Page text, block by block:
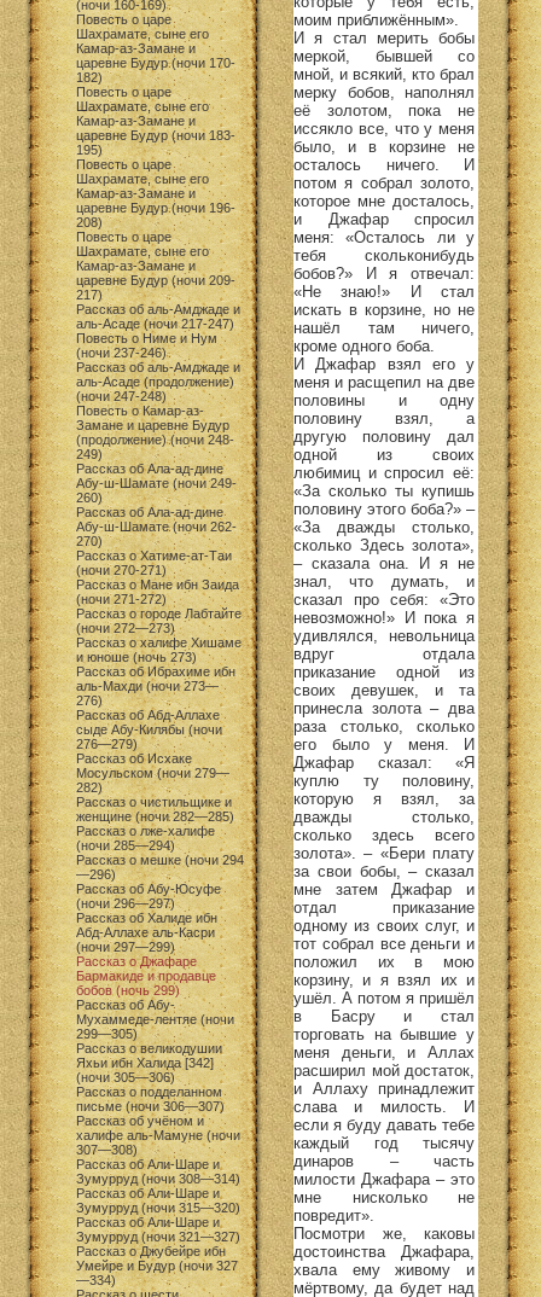
(ночи 160-169)
Повесть о царе
Шахрамате, сыне его
Камар-аз-Замане и
царевне Будур (ночи 170-
182)
Повесть о царе
Шахрамате, сыне его
Камар-аз-Замане и
царевне Будур (ночи 183-
195)
Повесть о царе
Шахрамате, сыне его
Камар-аз-Замане и
царевне Будур (ночи 196-
208)
Повесть о царе
Шахрамате, сыне его
Камар-аз-Замане и
царевне Будур (ночи 209-
217)
Рассказ об аль-Амджаде и
аль-Асаде (ночи 217-247)
Повесть о Ниме и Нум
(ночи 237-246)
Рассказ об аль-Амджаде и
аль-Асаде (продолжение)
(ночи 247-248)
Повесть о Камар-аз-
Замане и царевне Будур
(продолжение) (ночи 248-
249)
Рассказ об Ала-ад-дине
Абу-ш-Шамате (ночи 249-
260)
Рассказ об Ала-ад-дине
Абу-ш-Шамате (ночи 262-
270)
Рассказ о Хатиме-ат-Таи
(ночи 270-271)
Рассказ о Мане ибн Заида
(ночи 271-272)
Рассказ о городе Лабтайте
(ночи 272—273)
Рассказ о халифе Хишаме
и юноше (ночь 273)
Рассказ об Ибрахиме ибн
аль-Махди (ночи 273—
276)
Рассказ об Абд-Аллахе
сыде Абу-Килябы (ночи
276—279)
Рассказ об Исхаке
Мосульском (ночи 279—
282)
Рассказ о чистильщике и
женщине (ночи 282—285)
Рассказ о лже-халифе
(ночи 285—294)
Рассказ о мешке (ночи 294
—296)
Рассказ об Абу-Юсуфе
(ночи 296—297)
Рассказ об Халиде ибн
Абд-Аллахе аль-Касри
(ночи 297—299)
Рассказ о Джафаре
Бармакиде и продавце
бобов (ночь 299)
Рассказ об Абу-
Мухаммеде-лентяе (ночи
299—305)
Рассказ о великодушии
Яхьи ибн Халида [342]
(ночи 305—306)
Рассказ о подделанном
письме (ночи 306—307)
Рассказ об учёном и
халифе аль-Мамуне (ночи
307—308)
Рассказ об Али-Шаре и
Зумурруд (ночи 308—314)
Рассказ об Али-Шаре и
Зумурруд (ночи 315—320)
Рассказ об Али-Шаре и
Зумурруд (ночи 321—327)
Рассказ о Джубейре ибн
Умейре и Будур (ночи 327
—334)
моим приближённым».
И я стал мерить бобы
меркой, бывшей со
мной, и всякий, кто брал
мерку бобов, наполнял
её золотом, пока не
иссякло все, что у меня
было, и в корзине не
осталось ничего. И
потом я собрал золото,
которое мне досталось,
и Джафар спросил
меня: «Осталось ли у
тебя скольконибудь
бобов?» И я отвечал:
«Не знаю!» И стал
искать в корзине, но не
нашёл там ничего,
кроме одного боба.
И Джафар взял его у
меня и расщепил на две
половины и одну
половину взял, а
другую половину дал
одной из своих
любимиц и спросил её:
«За сколько ты купишь
половину этого боба?» –
«За дважды столько,
сколько Здесь золота»,
– сказала она. И я не
знал, что думать, и
сказал про себя: «Это
невозможно!» И пока я
удивлялся, невольница
вдруг отдала
приказание одной из
своих девушек, и та
принесла золота – два
раза столько, сколько
его было у меня. И
Джафар сказал: «Я
куплю ту половину,
которую я взял, за
дважды столько,
сколько здесь всего
золота». – «Бери плату
за свои бобы, – сказал
мне затем Джафар и
отдал приказание
одному из своих слуг, и
тот собрал все деньги и
положил их в мою
корзину, и я взял их и
ушёл. А потом я пришёл
в Басру и стал
торговать на бывшие у
меня деньги, и Аллах
расширил мой достаток,
и Аллаху принадлежит
слава и милость. И
если я буду давать тебе
каждый год тысячу
динаров – часть
милости Джафара – это
мне нисколько не
повредит».
Посмотри же, каковы
достоинства Джафара,
хвала ему живому и
мёртвому, да будет над